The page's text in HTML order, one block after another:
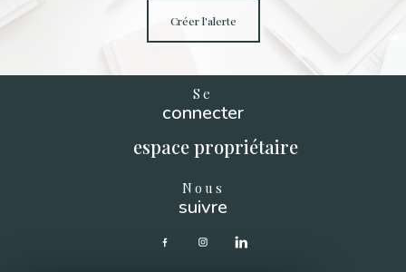
créer l'alerte
Se
connecter
espace propriétaire
Nous
suivre